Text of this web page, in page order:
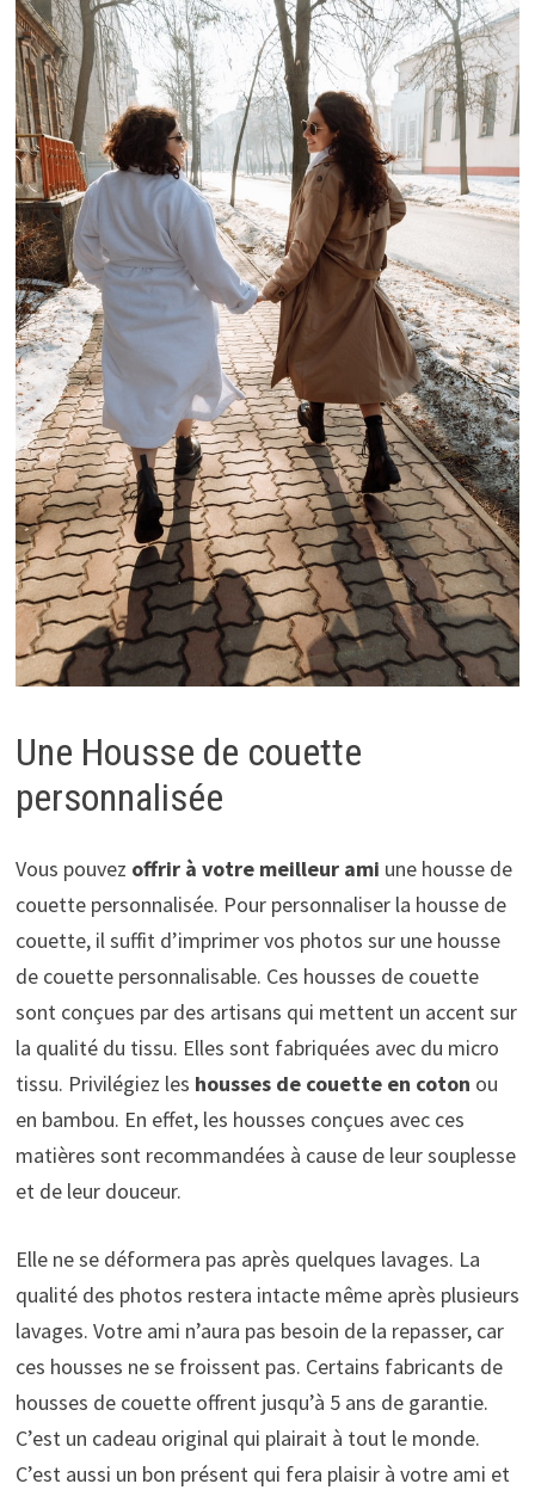
Une Housse de couette
personnalisée
Vous pouvez offrir à votre meilleur ami une housse de
couette personnalisée. Pour personnaliser la housse de
couette, il suffit d’imprimer vos photos sur une housse
de couette personnalisable. Ces housses de couette
sont conçues par des artisans qui mettent un accent sur
la qualité du tissu. Elles sont fabriquées avec du micro
tissu. Privilégiez les housses de couette en coton ou
en bambou. En effet, les housses conçues avec ces
matières sont recommandées à cause de leur souplesse
et de leur douceur.
Elle ne se déformera pas après quelques lavages. La
qualité des photos restera intacte même après plusieurs
lavages. Votre ami n’aura pas besoin de la repasser, car
ces housses ne se froissent pas. Certains fabricants de
housses de couette offrent jusqu’à 5 ans de garantie.
C’est un cadeau original qui plairait à tout le monde.
C’est aussi un bon présent qui fera plaisir à votre ami et